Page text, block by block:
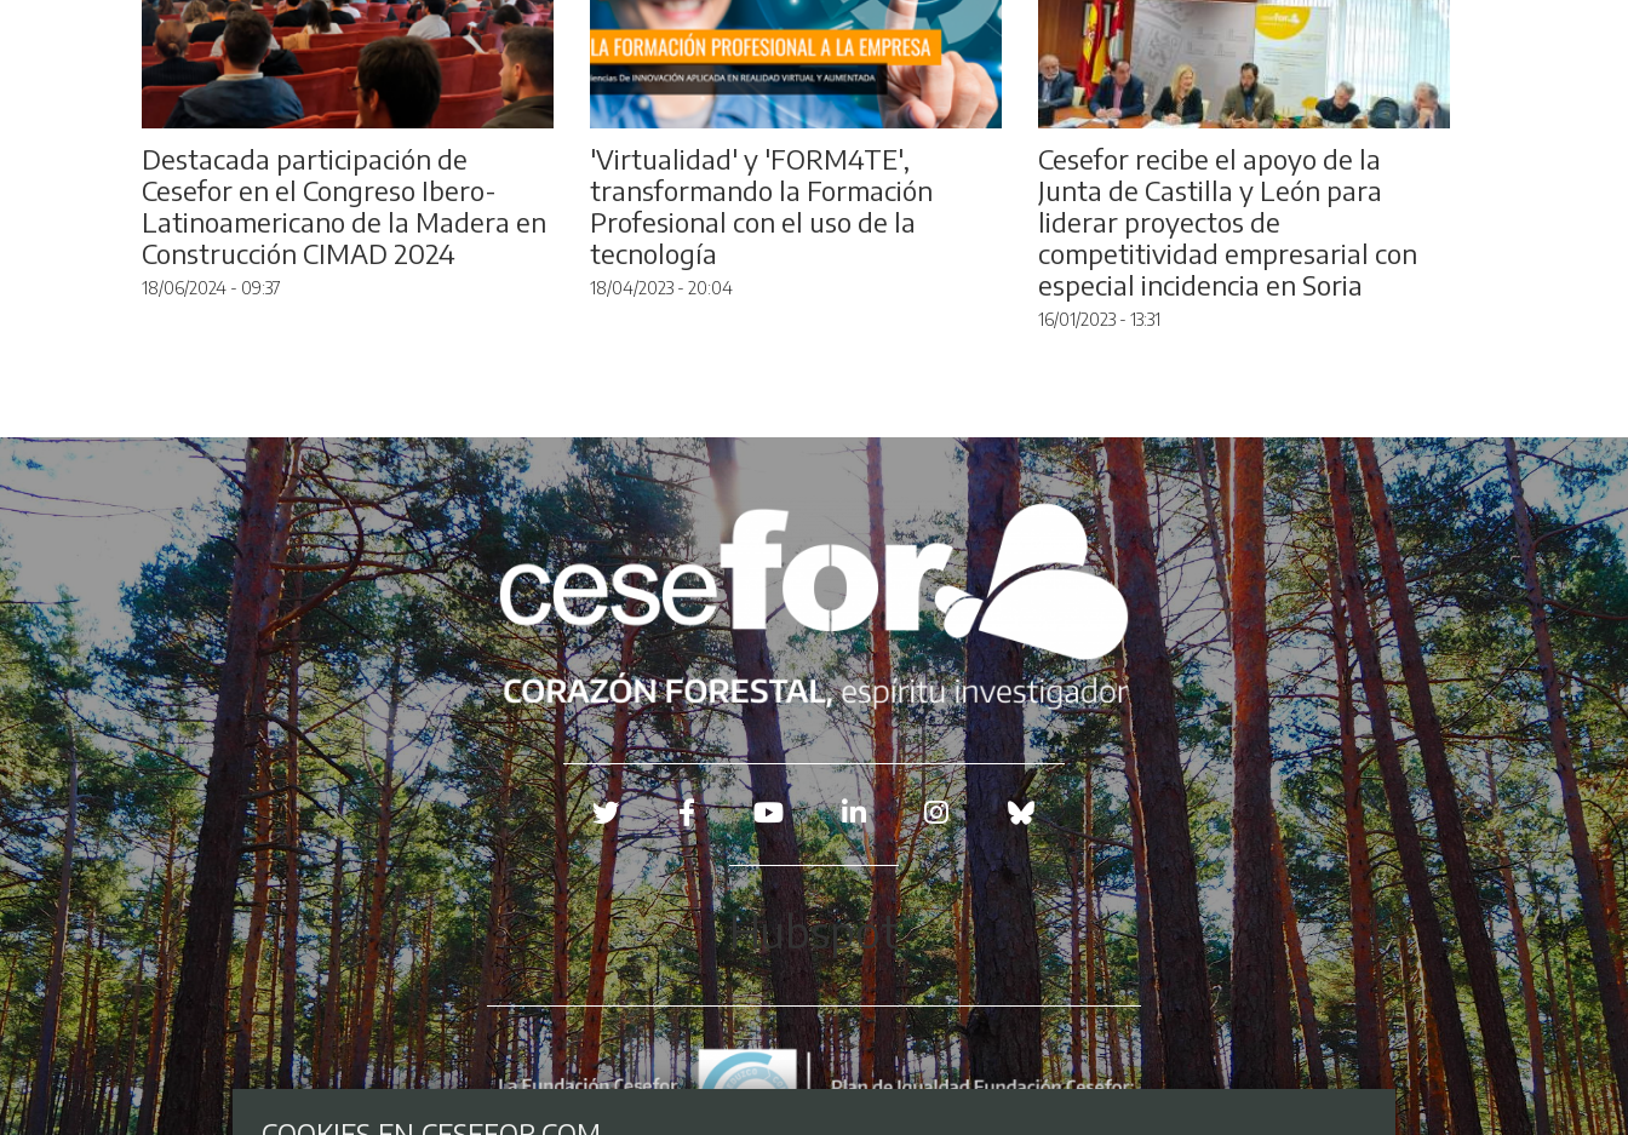
Destacada participación de
Cesefor en el Congreso Ibero-
Latinoamericano de la Madera en
Construcción CIMAD 2024
18/06/2024 - 09:37
'Virtualidad' y 'FORM4TE',
transformando la Formación
Profesional con el uso de la
tecnología
18/04/2023 - 20:04
Cesefor recibe el apoyo de la
Junta de Castilla y León para
liderar proyectos de
competitividad empresarial con
especial incidencia en Soria
16/01/2023 - 13:31
Redes sociales
Hubspot